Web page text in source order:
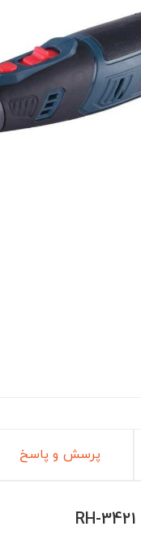
پرسش و پاسخ